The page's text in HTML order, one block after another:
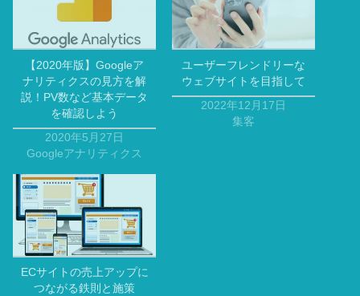
【2020年版】Googleア
ナリティクスの見方を解
説！PV数など基本データ
を確認しよう
2020年5月27日
Googleアナリティクス
ユーザーフレンドリーな
ウェブサイトを目指して
2022年12月17日
集客
ECサイトの売上アップに
つながる鉄則と施策